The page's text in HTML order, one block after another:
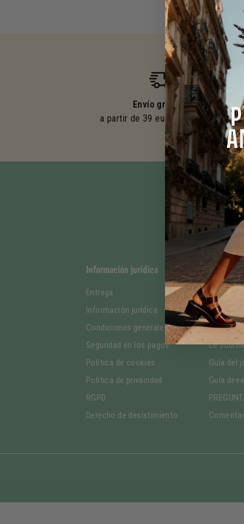
Envío gratuito
a partir de 39 euros de compra
Información jurídica
Entrega
Información jurídica
Condiciones generales de venta
Seguridad en los pagos
Política de cookies
Política de privacidad
RGPD
Derecho de desistimiento
La marca
Le
Guía del
Guía